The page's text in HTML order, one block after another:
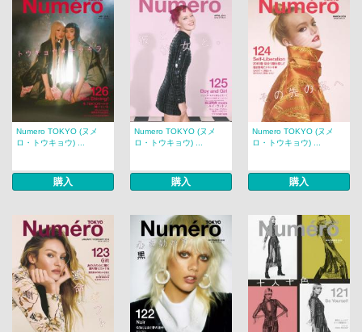
Numero TOKYO (ヌメ
ロ・トウキョウ) ...
購入
Numero TOKYO (ヌメ
ロ・トウキョウ) ...
購入
Numero TOKYO (ヌメ
ロ・トウキョウ) ...
購入